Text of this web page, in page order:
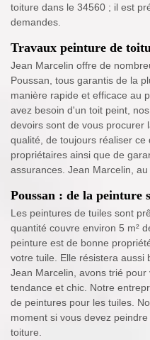
toiture dans le 34560 ; il est
demandes.
Travaux peinture de
Jean Marcelin offre de
Poussan, tous garantis de la
manière rapide et efficace au
avez besoin d'un toit peint,
devoirs sont de vous procurer
qualité, de toujours réaliser
propriétaires ainsi que de
assurances. Jean Marcelin,
Poussan : de la peinture
Les peintures de tuiles sont
quantité couvre environ 5 m²
peinture est de bonne
votre tuile. Elle résistera aussi
Jean Marcelin, avons trié
tendance et chic. Notre
de peintures pour les tuiles.
moment si vous devez
toiture.